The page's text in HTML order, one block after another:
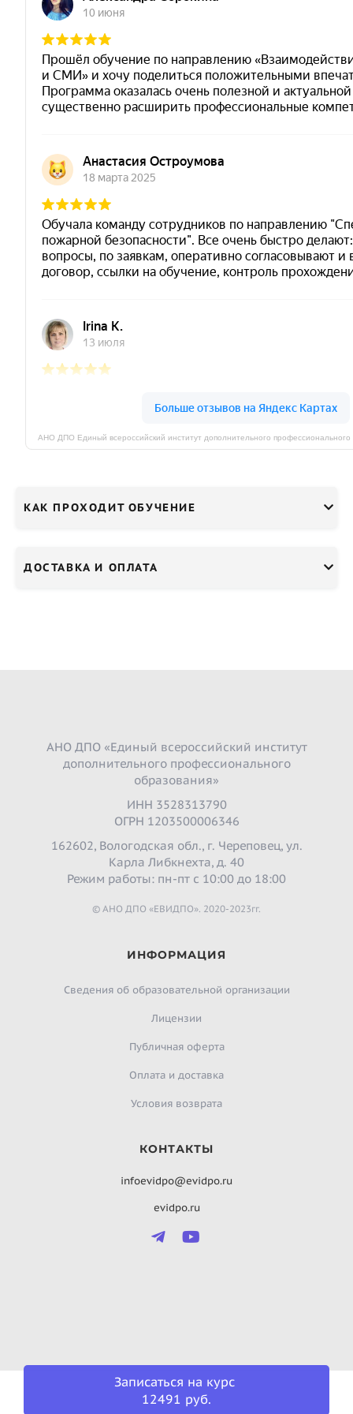
Записаться на курс
12491 руб.
КАК ПРОХОДИТ ОБУЧЕНИЕ
ДОСТАВКА И ОПЛАТА
АНО ДПО «Единый всероссийский институт
дополнительного профессионального
образования»
ИНН 3528313790
ОГРН 1203500006346
162602, Вологодская обл., г. Череповец, ул.
Карла Либкнехта, д. 40
Режим работы: пн-пт с 10:00 до 18:00
© АНО ДПО «ЕВИДПО». 2020-2023гг.
ИНФОРМАЦИЯ
Сведения об образовательной организации
Лицензии
Публичная оферта
Оплата и доставка
Условия возврата
КОНТАКТЫ
infoevidpo@evidpo.ru
evidpo.ru